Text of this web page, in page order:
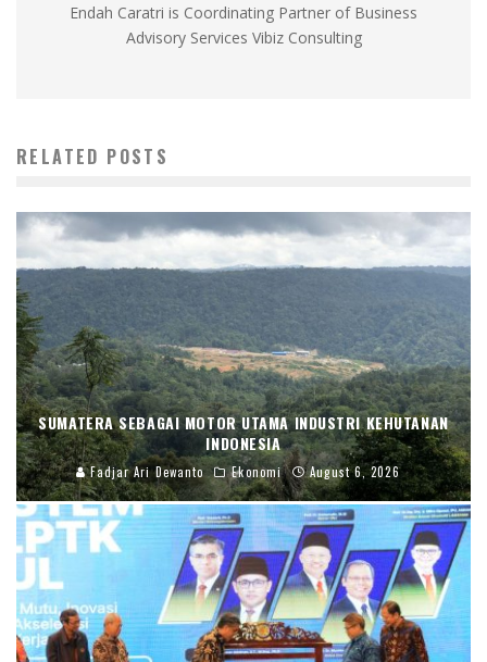
Endah Caratri is Coordinating Partner of Business
Advisory Services Vibiz Consulting
RELATED POSTS
SUMATERA SEBAGAI MOTOR UTAMA INDUSTRI KEHUTANAN
INDONESIA
Fadjar Ari Dewanto Ekonomi August 6, 2026